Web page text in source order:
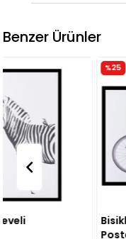
Benzer Ürünler
Bisiklet Çerçeveli
%25